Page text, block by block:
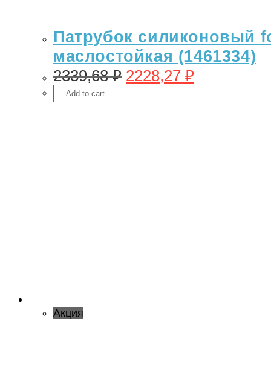
Патрубок силиконовый
маслостойкая (1461334)
2339,68₽ 2228,27 ₽
Add to cart
Акция